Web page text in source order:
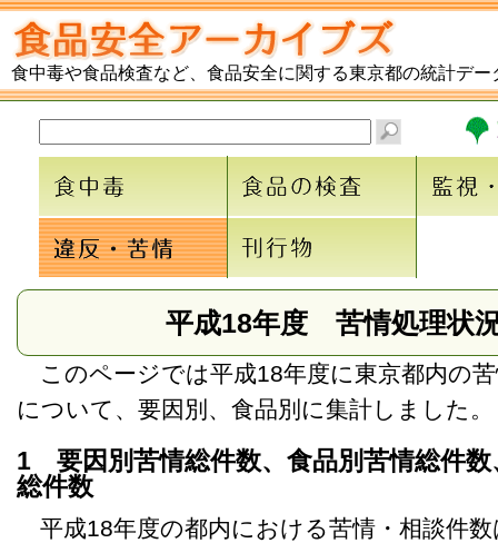
食中毒や食品検査など、食品安全に関する東京都の統計デー
平成18年度 苦情処理状
このページでは平成18年度に東京都内の
について、要因別、食品別に集計しました。
1 要因別苦情総件数、食品別苦情総件数
総件数
平成18年度の都内における苦情・相談件